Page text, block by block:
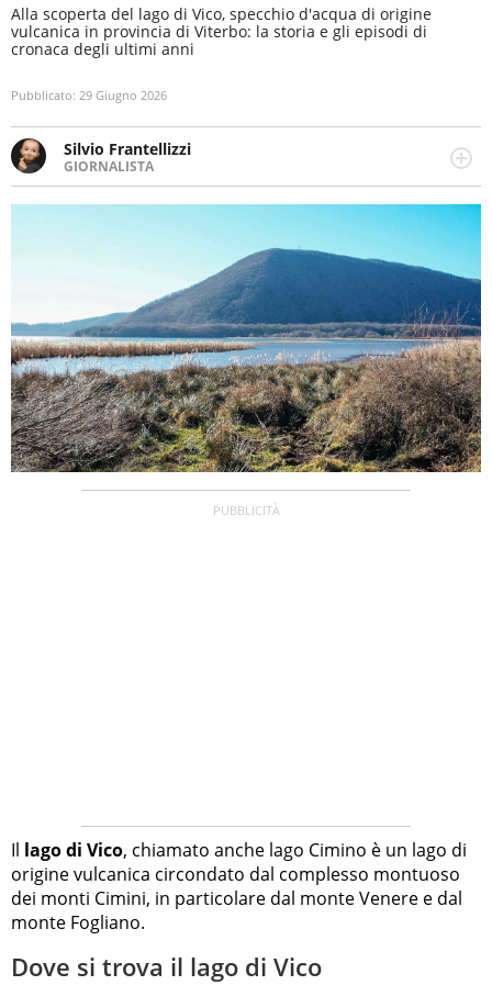
Alla scoperta del lago di Vico, specchio d'acqua di origine
vulcanica in provincia di Viterbo: la storia e gli episodi di
cronaca degli ultimi anni
Pubblicato: 29 Giugno 2026
Silvio Frantellizzi
GIORNALISTA
Giornalista pubblicista. Da oltre dieci anni si occupa di
informazione sul web, scrivendo di sport, attualità,
Il lago di Vico, chiamato anche lago Cimino è un lago di
origine vulcanica circondato dal complesso montuoso
dei monti Cimini, in particolare dal monte Venere e dal
monte Fogliano.
Dove si trova il lago di Vico